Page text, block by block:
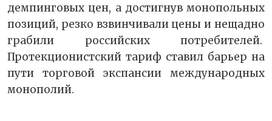
демпинговых цен, а достигнув монопольных
позиций, резко взвинчивали цены и нещадно
грабили российских потребителей.
Протекционистский тариф ставил барьер на
пути торговой экспансии международных
монополий.